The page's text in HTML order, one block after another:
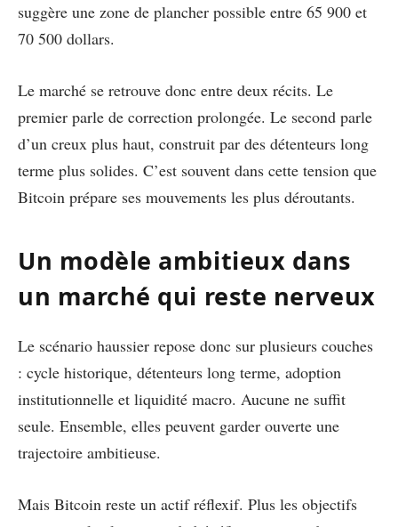
suggère une zone de plancher possible entre 65 900 et
70 500 dollars.
Le marché se retrouve donc entre deux récits. Le
premier parle de correction prolongée. Le second parle
d’un creux plus haut, construit par des détenteurs long
terme plus solides. C’est souvent dans cette tension que
Bitcoin prépare ses mouvements les plus déroutants.
Un modèle ambitieux dans
un marché qui reste nerveux
Le scénario haussier repose donc sur plusieurs couches
: cycle historique, détenteurs long terme, adoption
institutionnelle et liquidité macro. Aucune ne suffit
seule. Ensemble, elles peuvent garder ouverte une
trajectoire ambitieuse.
Mais Bitcoin reste un actif réflexif. Plus les objectifs